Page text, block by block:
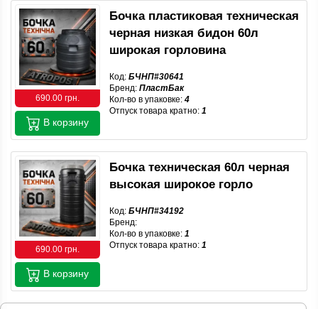
690.00 грн.
Бочка пластиковая техническая
черная низкая бидон 60л
широкая горловина
Код: БЧНП#30641
Бренд: ПластБак
Кол-во в упаковке: 4
Отпуск товара кратно: 1
В корзину
690.00 грн.
Бочка техническая 60л черная
высокая широкое горло
Код: БЧНП#34192
Бренд:
Кол-во в упаковке: 1
Отпуск товара кратно: 1
В корзину